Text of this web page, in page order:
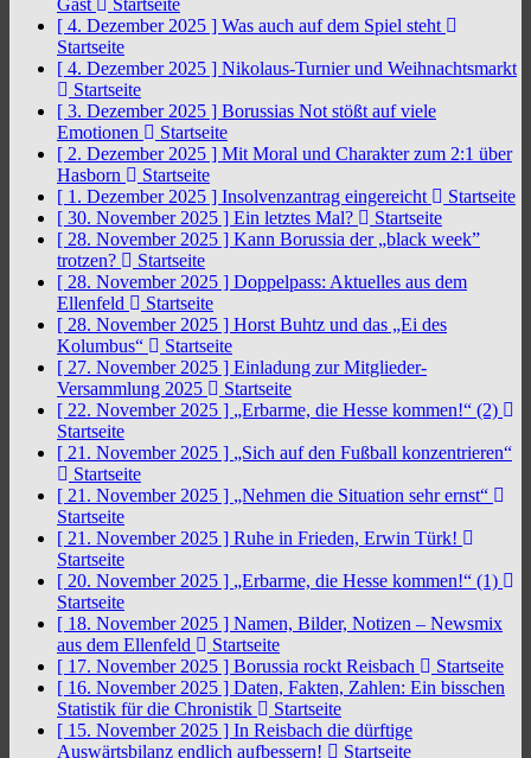
Gast
Startseite
[ 4. Dezember 2025 ] Was auch auf dem Spiel steht
Startseite
[ 4. Dezember 2025 ] Nikolaus-Turnier und Weihnachtsmarkt
Startseite
[ 3. Dezember 2025 ] Borussias Not stößt auf viele
Emotionen
Startseite
[ 2. Dezember 2025 ] Mit Moral und Charakter zum 2:1 über
Hasborn
Startseite
[ 1. Dezember 2025 ] Insolvenzantrag eingereicht
Startseite
[ 30. November 2025 ] Ein letztes Mal?
Startseite
[ 28. November 2025 ] Kann Borussia der „black week”
trotzen?
Startseite
[ 28. November 2025 ] Doppelpass: Aktuelles aus dem
Ellenfeld
Startseite
[ 28. November 2025 ] Horst Buhtz und das „Ei des
Kolumbus“
Startseite
[ 27. November 2025 ] Einladung zur Mitglieder-
Versammlung 2025
Startseite
[ 22. November 2025 ] „Erbarme, die Hesse kommen!“ (2)
Startseite
[ 21. November 2025 ] „Sich auf den Fußball konzentrieren“
Startseite
[ 21. November 2025 ] „Nehmen die Situation sehr ernst“
Startseite
[ 21. November 2025 ] Ruhe in Frieden, Erwin Türk!
Startseite
[ 20. November 2025 ] „Erbarme, die Hesse kommen!“ (1)
Startseite
[ 18. November 2025 ] Namen, Bilder, Notizen – Newsmix
aus dem Ellenfeld
Startseite
[ 17. November 2025 ] Borussia rockt Reisbach
Startseite
[ 16. November 2025 ] Daten, Fakten, Zahlen: Ein bisschen
Statistik für die Chronistik
Startseite
[ 15. November 2025 ] In Reisbach die dürftige
Auswärtsbilanz endlich aufbessern!
Startseite